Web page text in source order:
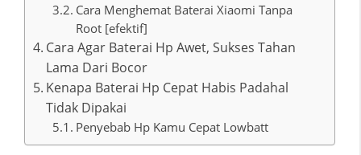
Cara Menghemat Baterai Xiaomi Tanpa
Root [efektif]
Cara Agar Baterai Hp Awet, Sukses Tahan
Lama Dari Bocor
Kenapa Baterai Hp Cepat Habis Padahal
Tidak Dipakai
Penyebab Hp Kamu Cepat Lowbatt